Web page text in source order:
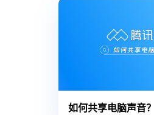
如何共享电脑声音？